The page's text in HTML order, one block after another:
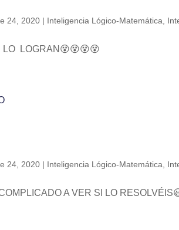
24, 2020 | Inteligencia Lógico-Matemática
LO LOGRAN😵😵😵😵
24, 2020 | Inteligencia Lógico-Matemática
A VER SI LO